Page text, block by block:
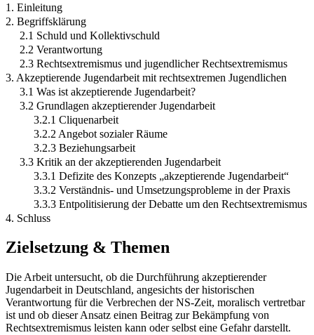
1. Einleitung
2. Begriffsklärung
2.1 Schuld und Kollektivschuld
2.2 Verantwortung
2.3 Rechtsextremismus und jugendlicher Rechtsextremismus
3. Akzeptierende Jugendarbeit mit rechtsextremen Jugendlichen
3.1 Was ist akzeptierende Jugendarbeit?
3.2 Grundlagen akzeptierender Jugendarbeit
3.2.1 Cliquenarbeit
3.2.2 Angebot sozialer Räume
3.2.3 Beziehungsarbeit
3.3 Kritik an der akzeptierenden Jugendarbeit
3.3.1 Defizite des Konzepts „akzeptierende Jugendarbeit“
3.3.2 Verständnis- und Umsetzungsprobleme in der Praxis
3.3.3 Entpolitisierung der Debatte um den Rechtsextremismus
4. Schluss
Zielsetzung & Themen
Die Arbeit untersucht, ob die Durchführung akzeptierender
Jugendarbeit in Deutschland, angesichts der historischen
Verantwortung für die Verbrechen der NS-Zeit, moralisch vertretbar
ist und ob dieser Ansatz einen Beitrag zur Bekämpfung von
Rechtsextremismus leisten kann oder selbst eine Gefahr darstellt.